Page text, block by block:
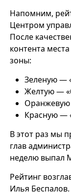
Напомним,
Центром
После
контента
зоны:
Зеленую —
Желтую —
Красную —
В этот раз мы
глав
неделю выпал
Рейтинг
Илья